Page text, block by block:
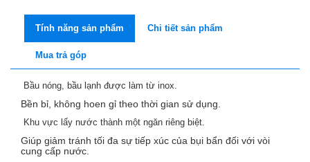
Tính năng sản phẩm Chi tiết sản phẩm
Mua trả góp
Bầu nóng, bầu lạnh được làm từ inox.
Bền bỉ, không hoen gỉ theo thời gian sử dụng.
Khu vực lấy nước thành một ngăn riêng biệt.
Giúp giảm tránh tối đa sự tiếp xúc của bụi bẩn đối với vòi
cung cấp nước.